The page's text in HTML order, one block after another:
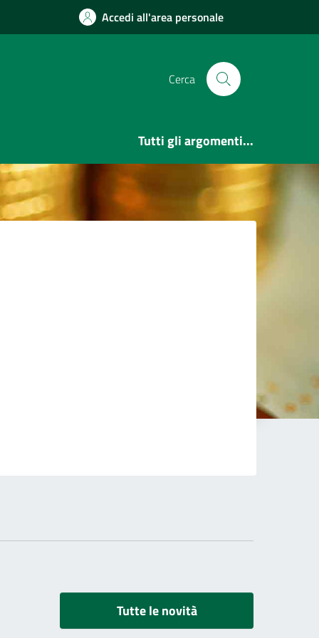
Accedi all'area personale
Cerca
Tutti gli argomenti...
Tutte le novità